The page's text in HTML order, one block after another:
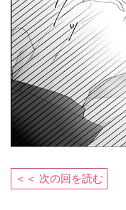
＜＜ 次の回を読む